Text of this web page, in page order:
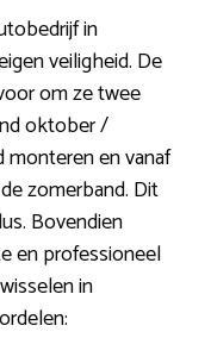
in
veiligheid. De
om ze twee
oktober /
en vanaf
zomerband. Dit
Bovendien
en professioneel
in